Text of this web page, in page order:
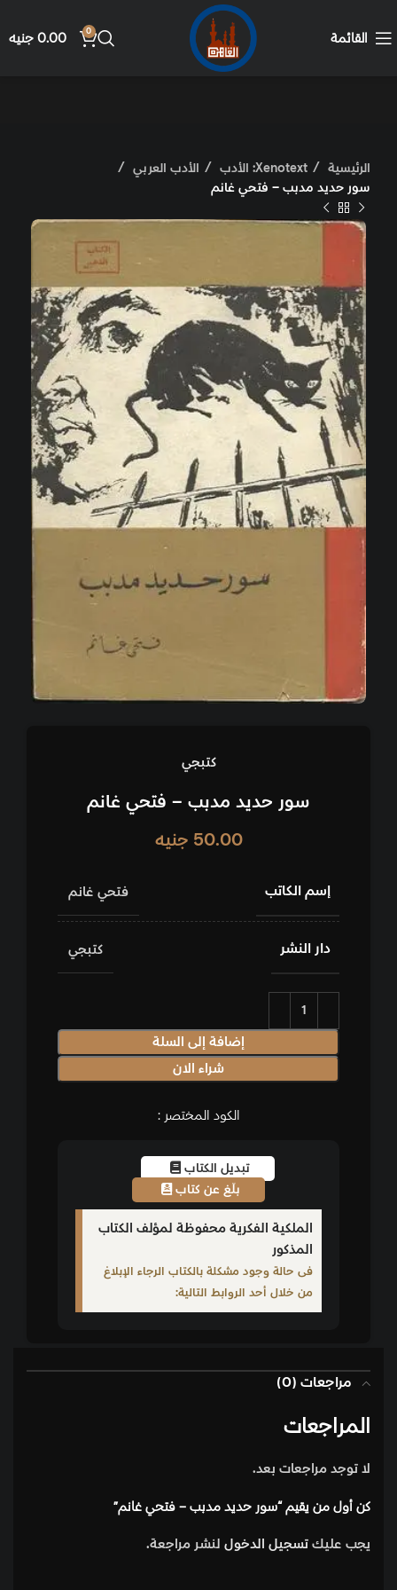
القائمة 0
0.00 جنيه
الرئيسية Xenotext: الأدب
الأدب العربي
سور حديد مدبب – فتحي غانم
كتبجي
سور حديد مدبب – فتحي غانم
50.00 جنيه
إسم الكاتب فتحي غانم
دار النشر كتبجي
إضافة إلى السلة
شراء الان
الكود المختصر :
تبديل الكتاب
بلّغ عن كتاب
الملكية الفكرية محفوظة لمؤلف الكتاب
المذكور
فى حالة وجود مشكلة بالكتاب الرجاء الإبلاغ
من خلال أحد الروابط التالية:
مراجعات (0)
المراجعات
لا توجد مراجعات بعد.
كن أول من يقيم “سور حديد مدبب – فتحي غانم”
يجب عليك تسجيل الدخول لنشر مراجعة.